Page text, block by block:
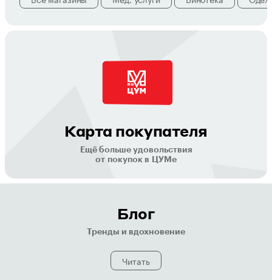
Карта покупателя
Ещё больше удовольствия
от покупок в ЦУМе
Блог
Тренды и вдохновение
Читать